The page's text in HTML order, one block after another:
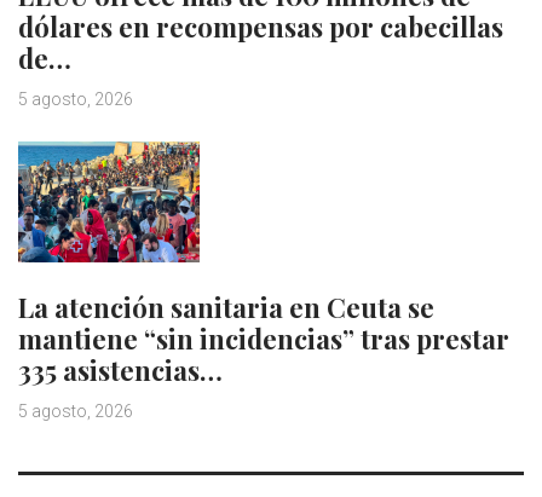
dólares en recompensas por cabecillas
de…
5 agosto, 2026
La atención sanitaria en Ceuta se
mantiene “sin incidencias” tras prestar
335 asistencias…
5 agosto, 2026